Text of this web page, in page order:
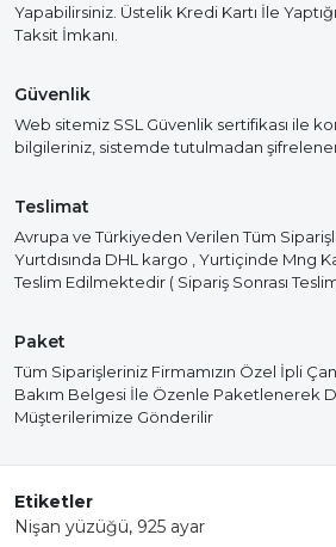
Yapabilirsiniz. Üstelik Kredi Kartı İle
Taksit İmkanı.
Güvenlik
Web sitemiz SSL Güvenlik sertifikası ile
bilgileriniz, sistemde tutulmadan
Teslimat
Avrupa ve Türkiyeden Verilen Tüm
Yurtdısında DHL kargo , Yurtiçinde Mng
Teslim Edilmektedir ( Sipariş Sonrası
Paket
Tüm Siparişleriniz Firmamızın Özel İpli
Bakım Belgesi İle Özenle Paketlenerek
Müşterilerimize Gönderilir
Etiketler
Nişan yüzüğü, 925 ayar